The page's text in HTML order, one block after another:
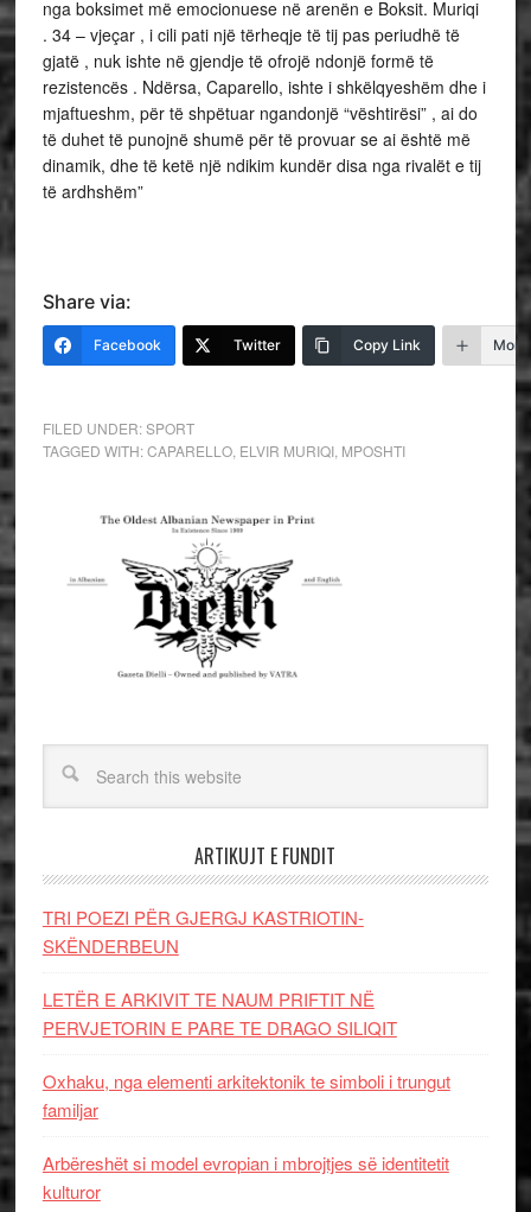
nga boksimet më emocionuese në arenën e Boksit. Muriqi
. 34 – vjeçar , i cili pati një tërheqje të tij pas periudhë të
gjatë , nuk ishte në gjendje të ofrojë ndonjë formë të
rezistencës . Ndërsa, Caparello, ishte i shkëlqyeshëm dhe i
mjaftueshm, për të shpëtuar ngandonjë “vështirësi” , ai do
të duhet të punojnë shumë për të provuar se ai është më
dinamik, dhe të ketë një ndikim kundër disa nga rivalët e tij
të ardhshëm”
Share via:
Facebook Twitter Copy Link More
FILED UNDER:SPORT
TAGGED WITH:CAPARELLO, ELVIR MURIQI, MPOSHTI
ARTIKUJT E FUNDIT
TRI POEZI PËR GJERGJ KASTRIOTIN-
SKËNDERBEUN
LETËR E ARKIVIT TE NAUM PRIFTIT NË
PERVJETORIN E PARE TE DRAGO SILIQIT
Oxhaku, nga elementi arkitektonik te simboli i trungut
familjar
Arbëreshët si model evropian i mbrojtjes së identitetit
kulturor